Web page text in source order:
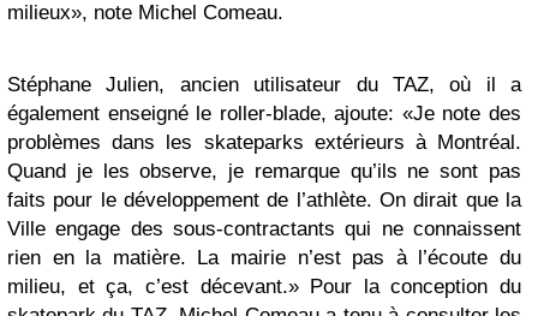
milieux», note Michel Comeau.
Stéphane Julien, ancien utilisateur du TAZ, où il a
également enseigné le roller-blade, ajoute: «Je note des
problèmes dans les skateparks extérieurs à Montréal.
Quand je les observe, je remarque qu’ils ne sont pas
faits pour le développement de l’athlète. On dirait que la
Ville engage des sous-contractants qui ne connaissent
rien en la matière. La mairie n’est pas à l’écoute du
milieu, et ça, c’est décevant.» Pour la conception du